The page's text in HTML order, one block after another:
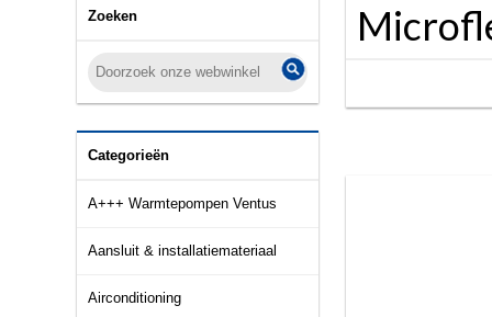
Zoeken
Categorieën
A+++ Warmtepompen Ventus
Aansluit & installatiemateriaal
Airconditioning